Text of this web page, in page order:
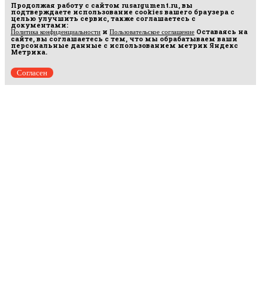
Продолжая работу с сайтом rusargument.ru, вы
подтверждаете использование cookies вашего браузера с
целью улучшить сервис, также соглашаетесь с
документами:
Политика конфиденциальности и Пользовательское соглашение Оставаясь на
сайте, вы соглашаетесь с тем, что мы обрабатываем ваши
персональные данные с использованием метрик Яндекс
Метрика.
Согласен